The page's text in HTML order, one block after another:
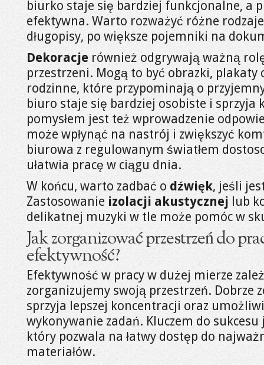
biurko staje się bardziej funkcjonalne, a
efektywna. Warto rozważyć różne
długopisy, po większe pojemniki na
Dekoracje również odgrywają ważną
przestrzeni. Mogą to być obrazki, plakaty
rodzinne, które przypominają o
biuro staje się bardziej osobiste i sprzyja
pomysłem jest też wprowadzenie
może wpłynąć na nastrój i zwiększyć
biurowa z regulowanym światłem
ułatwia pracę w ciągu dnia.
W końcu, warto zadbać o dźwięk, jeśli
Zastosowanie izolacji akustycznej lub
delikatnej muzyki w tle może pomóc w
Jak zorganizować przestrzeń do
efektywność?
Efektywność w pracy w dużej mierze
zorganizujemy swoją przestrzeń. Dobrze
sprzyja lepszej koncentracji oraz
wykonywanie zadań. Kluczem do
który pozwala na łatwy dostęp do
materiałów.